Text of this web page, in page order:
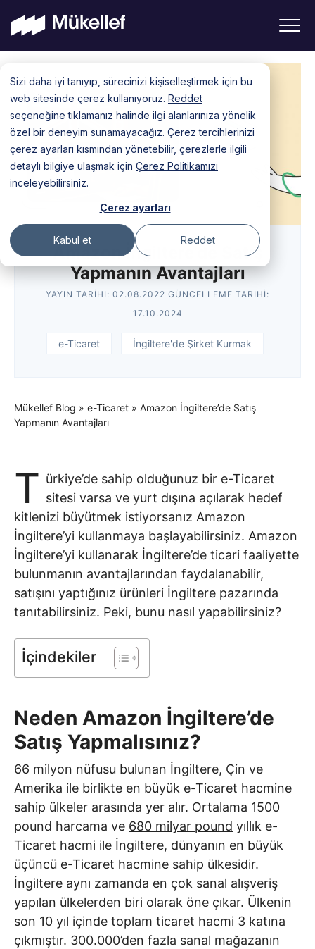
Sizi daha iyi tanıyıp, sürecinizi kişiselleştirmek için bu
web sitesinde çerez kullanıyoruz. Reddet
seçeneğine tıklamanız halinde ilgi alanlarınıza yönelik
özel bir deneyim sunamayacağız. Çerez tercihlerinizi
çerez ayarları kısmından yönetebilir, çerezlerle ilgili
detaylı bilgiye ulaşmak için Çerez Politikamızı
inceleyebilirsiniz.
Çerez ayarları
Kabul et Reddet
content
Amazon İngiltere’de Satış
Yapmanın Avantajları
YAYIN TARIHI: 02.08.2022 GÜNCELLEME TARIHI:
17.10.2024
e-Ticaret İngiltere'de Şirket Kurmak
Mükellef Blog » e-Ticaret » Amazon İngiltere’de Satış
Yapmanın Avantajları
T ürkiye’de sahip olduğunuz bir e-Ticaret
sitesi varsa ve yurt dışına açılarak hedef
kitlenizi büyütmek istiyorsanız Amazon
İngiltere’yi kullanmaya başlayabilirsiniz. Amazon
İngiltere’yi kullanarak İngiltere’de ticari faaliyette
bulunmanın avantajlarından faydalanabilir,
satışını yaptığınız ürünleri İngiltere pazarında
tanıtabilirsiniz. Peki, bunu nasıl yapabilirsiniz?
İçindekiler
Neden Amazon İngiltere’de
Satış Yapmalısınız?
66 milyon nüfusu bulunan İngiltere, Çin ve
Amerika ile birlikte en büyük e-Ticaret hacmine
sahip ülkeler arasında yer alır. Ortalama 1500
pound harcama ve 680 milyar pound yıllık e-
Ticaret hacmi ile İngiltere, dünyanın en büyük
üçüncü e-Ticaret hacmine sahip ülkesidir.
İngiltere aynı zamanda en çok sanal alışveriş
yapılan ülkelerden biri olarak öne çıkar. Ülkenin
son 10 yıl içinde toplam ticaret hacmi 3 katına
çıkmıştır. 300.000’den fazla sanal mağazanın